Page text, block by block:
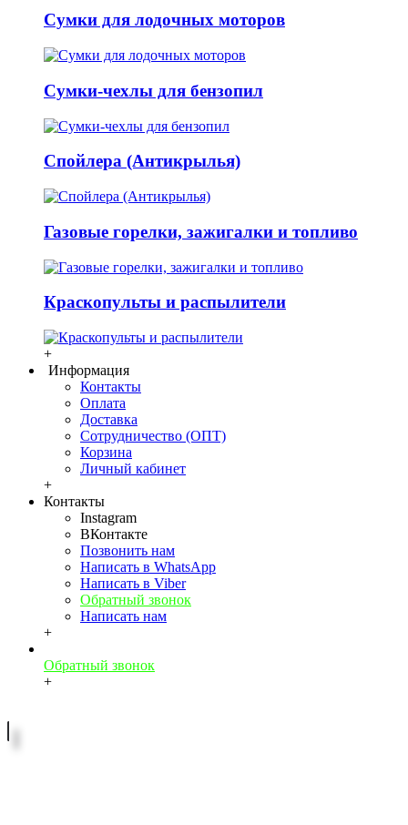
Сумки для лодочных моторов
Сумки-чехлы для бензопил
Спойлера (Антикрылья)
Газовые горелки, зажигалки и топливо
Краскопульты и распылители
+
Информация
Контакты
Оплата
Доставка
Сотрудничество (ОПТ)
Корзина
Личный кабинет
+
Контакты
Instagram
ВКонтакте
Позвонить нам
Написать в WhatsApp
Написать в Viber
Обратный звонок
Написать нам
+
Обратный звонок
+